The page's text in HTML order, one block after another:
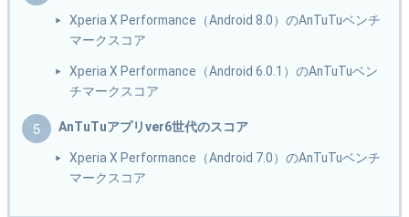
Xperia X Performance（Android 8.0）のAnTuTuベンチ
マークスコア
Xperia X Performance（Android 6.0.1）のAnTuTuベン
チマークスコア
AnTuTuアプリver6世代のスコア
Xperia X Performance（Android 7.0）のAnTuTuベンチ
マークスコア